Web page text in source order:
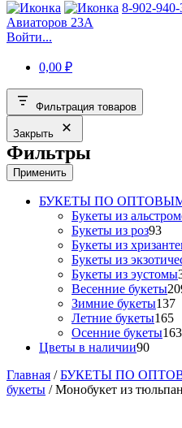
8-902-
Авиаторов 23А
Войти...
0,00 ₽
Фильтрация товаров
Закрыть
Фильтры
Применить
БУКЕТЫ ПО
Букеты из
Букеты из роз9393
Букеты из
Букеты из
Букеты из эустомы
Весенние букеты
Зимние букеты137
Летние букеты165
Осенние букеты163
Цветы в наличии9090
Главная /БУКЕТЫ ПО
букеты / Монобукет из